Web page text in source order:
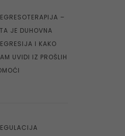
–
JE DUHOVNA
I KAKO
UVIDI IZ PROŠLIH